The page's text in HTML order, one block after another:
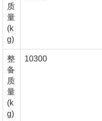
质
量
(k
g)
整
备
质
量
(k
g)
10300